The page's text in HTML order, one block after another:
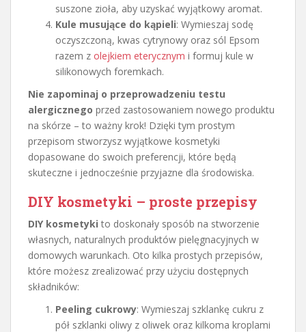
suszone zioła, aby uzyskać wyjątkowy aromat.
Kule musujące do kąpieli: Wymieszaj sodę
oczyszczoną, kwas cytrynowy oraz sól Epsom
razem z olejkiem eterycznym i formuj kule w
silikonowych foremkach.
Nie zapominaj o przeprowadzeniu testu
alergicznego przed zastosowaniem nowego produktu
na skórze – to ważny krok! Dzięki tym prostym
przepisom stworzysz wyjątkowe kosmetyki
dopasowane do swoich preferencji, które będą
skuteczne i jednocześnie przyjazne dla środowiska.
DIY kosmetyki – proste przepisy
DIY kosmetyki to doskonały sposób na stworzenie
własnych, naturalnych produktów pielęgnacyjnych w
domowych warunkach. Oto kilka prostych przepisów,
które możesz zrealizować przy użyciu dostępnych
składników:
Peeling cukrowy: Wymieszaj szklankę cukru z
pół szklanki oliwy z oliwek oraz kilkoma kroplami